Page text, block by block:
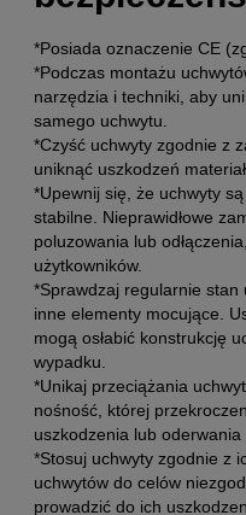
*Posiada oznaczenie CE
*Podczas montażu
narzędzia i techniki, aby
samego uchwytu.
*Czyść uchwyty zgodnie z
uniknąć uszkodzeń
*Upewnij się, że uchwyty
stabilne. Nieprawidłowe
poluzowania lub
użytkowników.
*Sprawdzaj regularnie stan
inne elementy mocujące.
mogą osłabić konstrukcję
wypadku.
*Unikaj przeciążania
nośność, której
uszkodzenia lub oderwania
*Stosuj uchwyty zgodnie z
uchwytów do celów
prowadzić do ich